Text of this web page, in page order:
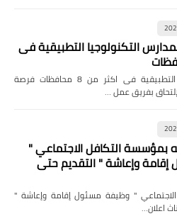
التكنولوجيا التطبيقية فى
وظائف خالية بمدارس التكنولوجيا التطبيقية فى اكثر من 8 محافظات فرصة
بفريق عمل …
بمؤسسة التكافل الاجتماعي "
وإعاشة " التقديم حتى
" وظيفة مسئول إقامة وإعاشة "